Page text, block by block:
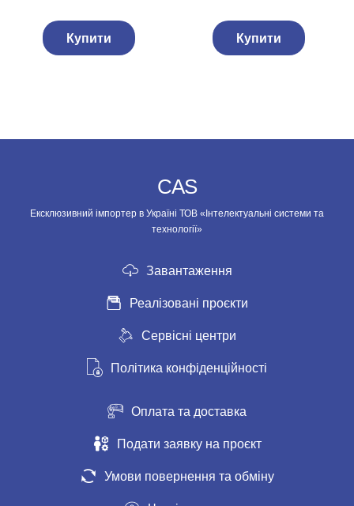
Купити Купити
CAS
Ексклюзивний імпортер в Україні ТОВ «Інтелектуальні системи та
технології»
Завантаження
Реалізовані проєкти
Сервісні центри
Політика конфіденційності
Оплата та доставка
Подати заявку на проєкт
Умови повернення та обміну